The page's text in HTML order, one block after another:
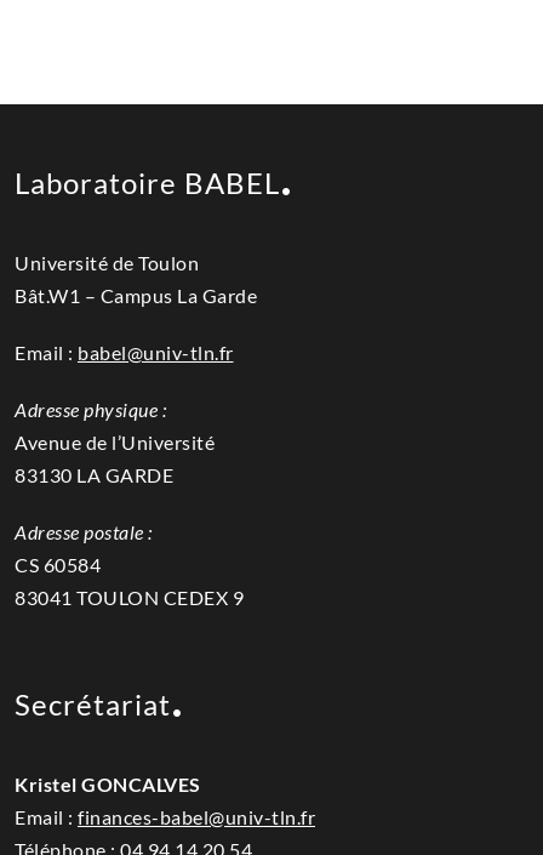
Laboratoire BABEL
Université de Toulon
Bât.W1 – Campus La Garde
Email : babel@univ-tln.fr
Adresse physique :
Avenue de l’Université
83130 LA GARDE
Adresse postale :
CS 60584
83041 TOULON CEDEX 9
Secrétariat
Kristel GONCALVES
Email : finances-babel@univ-tln.fr
Téléphone : 04.94.14.20.54